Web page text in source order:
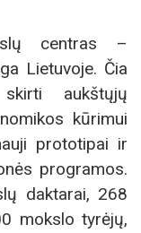
centras –
Lietuvoje. Čia
aukštųjų
kūrimui
prototipai ir
programos.
daktarai, 268
mokslo tyrėjų,